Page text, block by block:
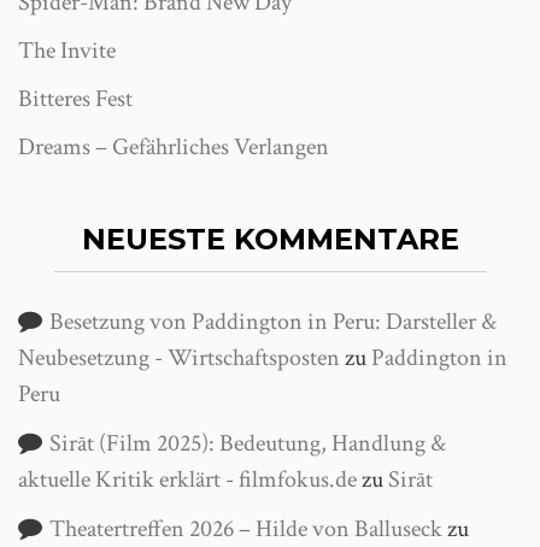
The Invite
Bitteres Fest
Dreams – Gefährliches Verlangen
NEUESTE KOMMENTARE
Besetzung von Paddington in Peru: Darsteller &
Neubesetzung - WirtschaftspostenzuPaddington in
Peru
Sirāt (Film 2025): Bedeutung, Handlung &
aktuelle Kritik erklärt - filmfokus.dezuSirāt
Theatertreffen 2026 – Hilde von Balluseckzu